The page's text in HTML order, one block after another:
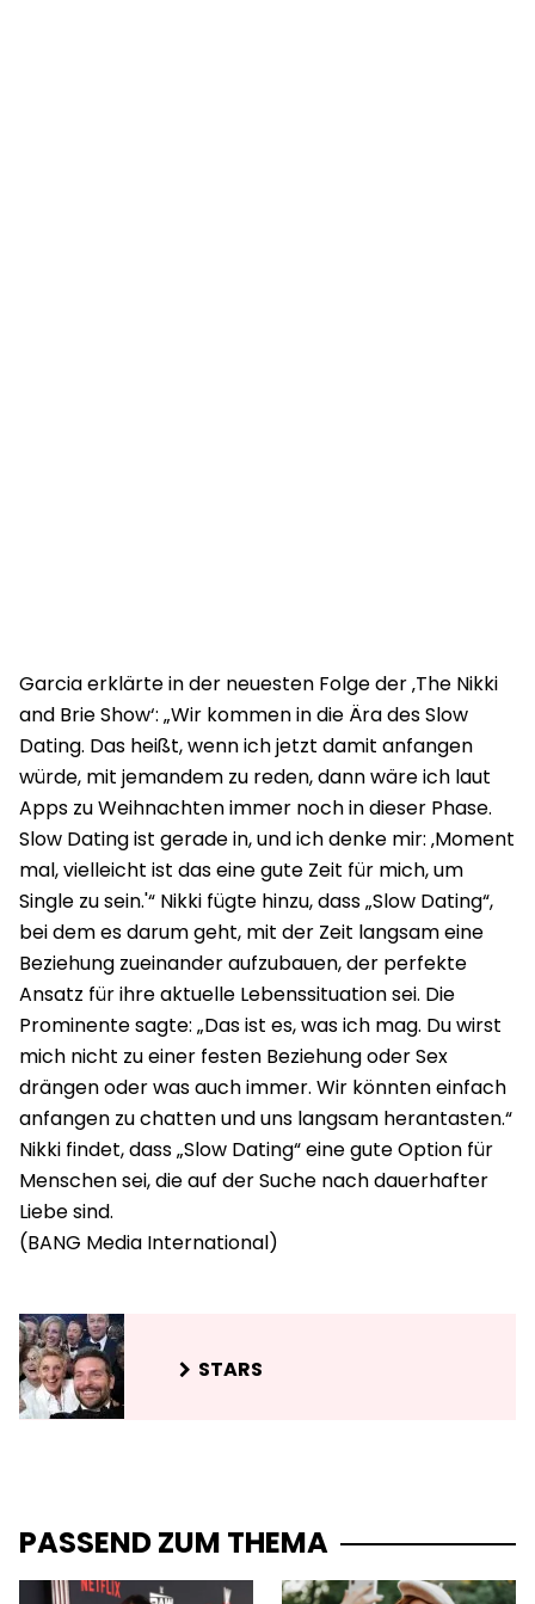
Garcia erklärte in der neuesten Folge der ‚The Nikki
and Brie Show‘: „Wir kommen in die Ära des Slow
Dating. Das heißt, wenn ich jetzt damit anfangen
würde, mit jemandem zu reden, dann wäre ich laut
Apps zu Weihnachten immer noch in dieser Phase.
Slow Dating ist gerade in, und ich denke mir: ‚Moment
mal, vielleicht ist das eine gute Zeit für mich, um
Single zu sein.'“ Nikki fügte hinzu, dass „Slow Dating“,
bei dem es darum geht, mit der Zeit langsam eine
Beziehung zueinander aufzubauen, der perfekte
Ansatz für ihre aktuelle Lebenssituation sei. Die
Prominente sagte: „Das ist es, was ich mag. Du wirst
mich nicht zu einer festen Beziehung oder Sex
drängen oder was auch immer. Wir könnten einfach
anfangen zu chatten und uns langsam herantasten.“
Nikki findet, dass „Slow Dating“ eine gute Option für
Menschen sei, die auf der Suche nach dauerhafter
Liebe sind.
STARS
PASSEND ZUM THEMA